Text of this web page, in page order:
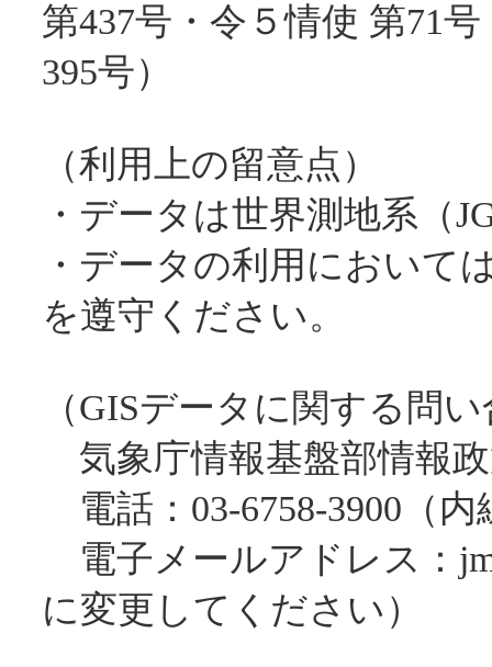
第437号・令５情使 第71
395号）
（利用上の留意点）
・データは世界測地系（
・データの利用において
を遵守ください。
（GISデータに関する問
気象庁情報基盤部情報
電話：03-6758-3900（内
電子メールアドレス：
に変更してください）